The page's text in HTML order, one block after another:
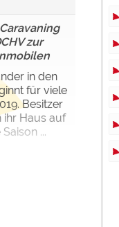
zur
in den
für viele
Besitzer
ihr Haus auf
...